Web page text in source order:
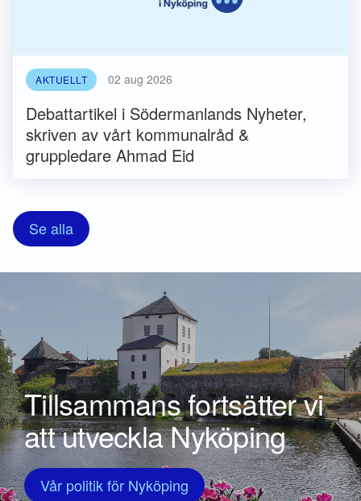
AKTUELLT 02 aug 2026
Debattartikel i Södermanlands Nyheter,
skriven av vårt kommunalråd &
gruppledare Ahmad Eid
Se alla
Tillsammans fortsätter vi
att utveckla Nyköping
Vår politik för Nyköping